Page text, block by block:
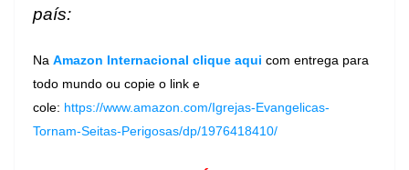
país:
Na Amazon Internacional clique aqui com entrega para
todo mundo ou copie o link e
cole: https://www.amazon.com/Igrejas-Evangelicas-
Tornam-Seitas-Perigosas/dp/1976418410/